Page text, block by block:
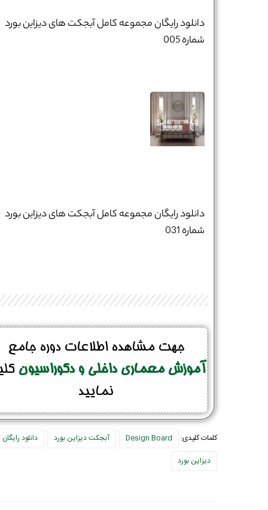
دانلود رایگان مجموعه کامل آبجکت های دیزاین بورد
شماره 005
دانلود رایگان مجموعه کامل آبجکت های دیزاین بورد
شماره 031
جهت مشاهده اطلاعات دوره جامع
آموزش معماری داخلی و دکوراسیون
نمایید
کلمات کلیدی: Design Board آبجکت دیزاین بورد
دانلود رایگان
دیزاین بورد
*